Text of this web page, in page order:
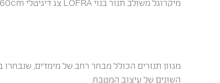
מיקרוגל משולב תנור בנוי LOFRA צג דיגיטלי 60cm
מגוון תנורים הכולל מבחר רחב של מימדים, שנבחרו
השונים של עיצוב המטבח.